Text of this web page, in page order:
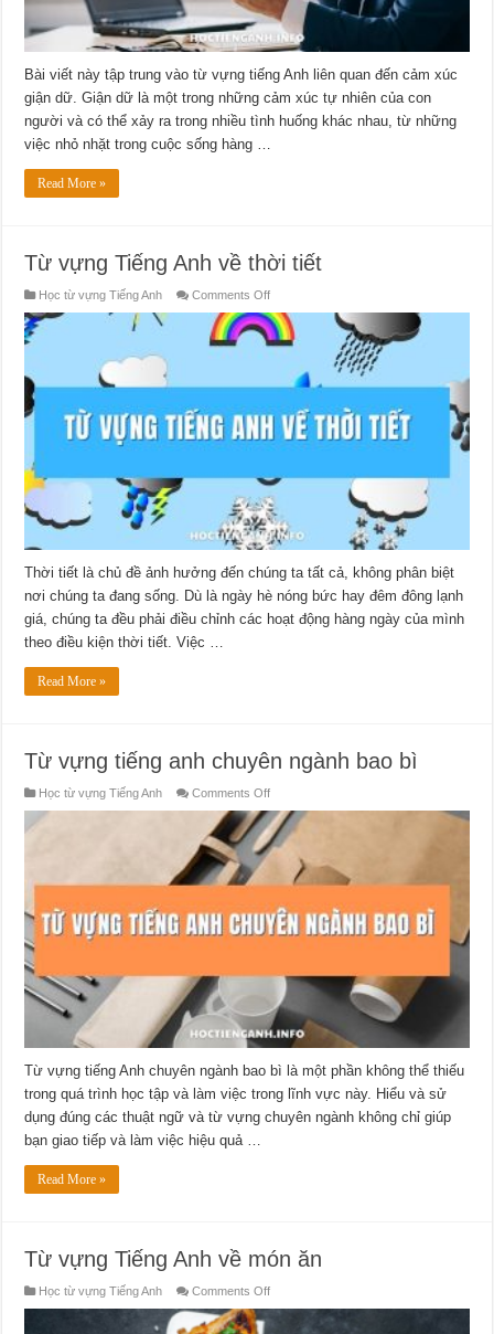
Bài viết này tập trung vào từ vựng tiếng Anh liên quan đến cảm xúc
giận dữ. Giận dữ là một trong những cảm xúc tự nhiên của con
người và có thể xảy ra trong nhiều tình huống khác nhau, từ những
việc nhỏ nhặt trong cuộc sống hàng …
Read More »
Từ vựng Tiếng Anh về thời tiết
Học từ vựng Tiếng Anh Comments Offon
vựng
Tiếng
Anh
tiết
Thời tiết là chủ đề ảnh hưởng đến chúng ta tất cả, không phân biệt
nơi chúng ta đang sống. Dù là ngày hè nóng bức hay đêm đông lạnh
giá, chúng ta đều phải điều chỉnh các hoạt động hàng ngày của mình
theo điều kiện thời tiết. Việc …
Read More »
Từ vựng tiếng anh chuyên ngành bao bì
Học từ vựng Tiếng Anh Comments Offon
vựng
tiếng
anh
chuyên
ngành
bao
Từ vựng tiếng Anh chuyên ngành bao bì là một phần không thể thiếu
trong quá trình học tập và làm việc trong lĩnh vực này. Hiểu và sử
dụng đúng các thuật ngữ và từ vựng chuyên ngành không chỉ giúp
bạn giao tiếp và làm việc hiệu quả …
Read More »
Từ vựng Tiếng Anh về món ăn
Học từ vựng Tiếng Anh Comments Offon
vựng